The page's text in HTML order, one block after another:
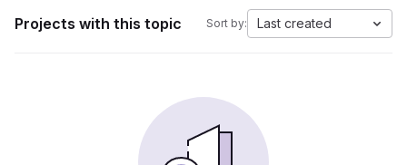
Projects with this topic Sort by: Last created